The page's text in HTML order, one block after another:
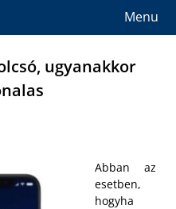
Menu
ugyanakkor
Abban az
esetben,
hogyha